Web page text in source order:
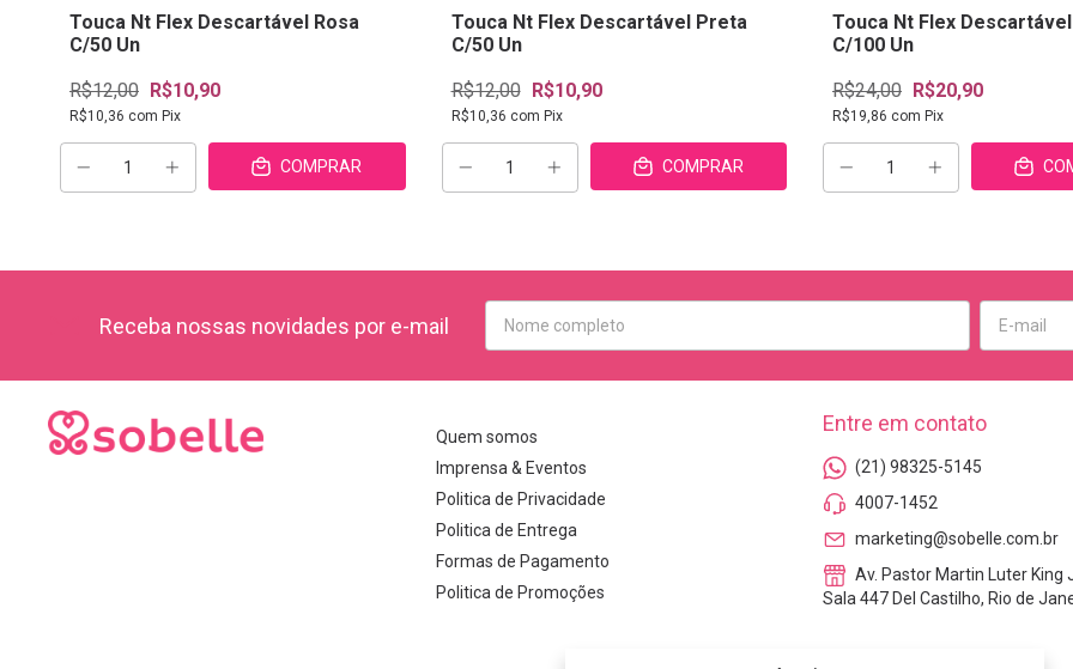
Touca Nt Flex Descartável Rosa
C/50 Un
R$12,00 R$10,90
R$10,36 com Pix
COMPRAR
Touca Nt Flex Descartável Preta
C/50 Un
R$12,00 R$10,90
R$10,36 com Pix
COMPRAR
Touca Nt Flex
C/100 Un
R$24,00 R$20,90
R$19,86 com Pix
Receba nossas novidades por e-mail
Quem somos
Imprensa & Eventos
Politica de Privacidade
Politica de Entrega
Formas de Pagamento
Politica de Promoções
Entre em contato
(21) 98325-5145
4007-1452
marketing@sobelle.com.br
Av. Pastor Martin Luter King
Sala 447 Del Castilho, Rio de